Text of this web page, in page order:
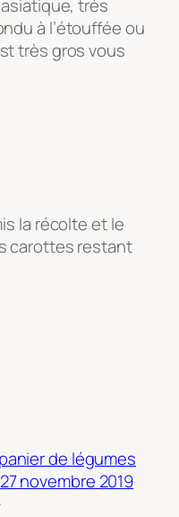
très
à l’étouffée ou
très gros vous
la récolte et le
carottes restant
de légumes
novembre 2019